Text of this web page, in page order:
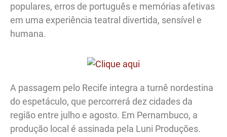
populares, erros de português e memórias afetivas
em uma experiência teatral divertida, sensível e
humana.
A passagem pelo Recife integra a turnê nordestina
do espetáculo, que percorrerá dez cidades da
região entre julho e agosto. Em Pernambuco, a
produção local é assinada pela Luni Produções.